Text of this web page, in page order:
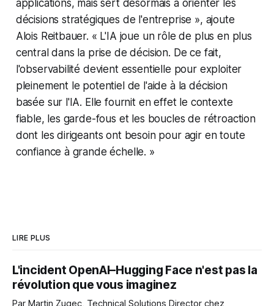
applications, mais sert désormais à orienter les
décisions stratégiques de l'entreprise », ajoute
Alois Reitbauer. « L'IA joue un rôle de plus en plus
central dans la prise de décision. De ce fait,
l'observabilité devient essentielle pour exploiter
pleinement le potentiel de l'aide à la décision
basée sur l'IA. Elle fournit en effet le contexte
fiable, les garde-fous et les boucles de rétroaction
dont les dirigeants ont besoin pour agir en toute
confiance à grande échelle. »
LIRE PLUS
L'incident OpenAI–Hugging Face n'est pas la
révolution que vous imaginez
Par Martin Zugec, Technical Solutions Director chez